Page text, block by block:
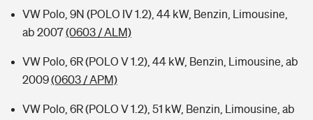
VW Polo, 9N (POLO IV 1.2), 44 kW, Benzin, Limousine,
ab 2007(0603 / ALM)
VW Polo, 6R (POLO V 1.2), 44 kW, Benzin, Limousine, ab
2009(0603 / APM)
VW Polo, 6R (POLO V 1.2), 51 kW, Benzin, Limousine, ab